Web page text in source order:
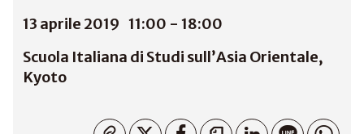
13 aprile 2019 11:00 - 18:00
Scuola Italiana di Studi sull’Asia Orientale,
Kyoto
Copiato